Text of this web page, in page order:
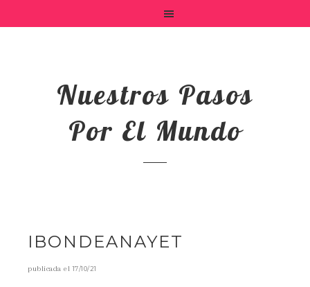
Nuestros Pasos
Por El Mundo
IBONDEANAYET
publicada el17/10/21